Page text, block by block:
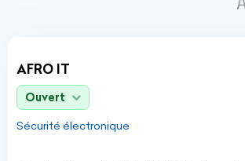
AFRO IT
Ouvert
Sécurité électronique